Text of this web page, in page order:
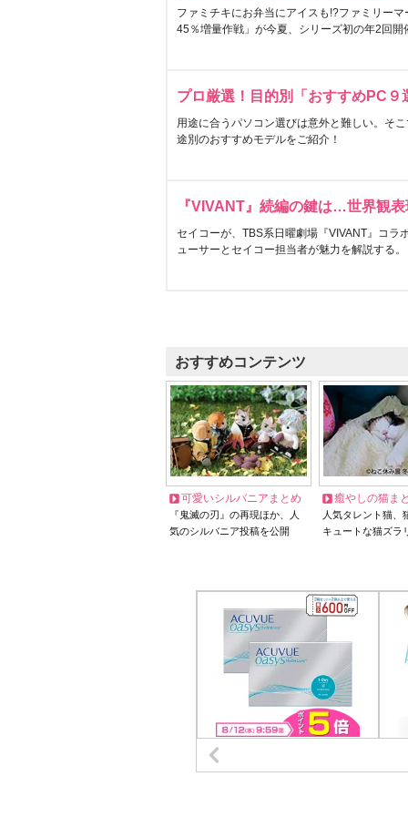
ファミチキにお弁当にアイスも!?ファミリー
45％増量作戦」が今夏、シリーズ初の年2回開
プロ厳選！目的別「おすすめPC９
用途に合うパソコン選びは意外と難しい。そ
途別のおすすめモデルをご紹介！
『VIVANT』続編の鍵は…世界観
セイコーが、TBS系日曜劇場『VIVANT』コラ
ューサーとセイコー担当者が魅力を解説する。
おすすめコンテンツ
可愛いシルバニアまとめ
『鬼滅の刃』の再現ほか、人
気のシルバニア投稿を公開
癒やしの猫ま
人気タレント猫
キュートな猫ズラ